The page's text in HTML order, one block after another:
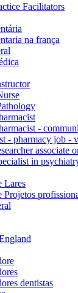
Facilitators
na frança
-
- pharmacy job -
associate
in
Lares
Projetos
dentistas